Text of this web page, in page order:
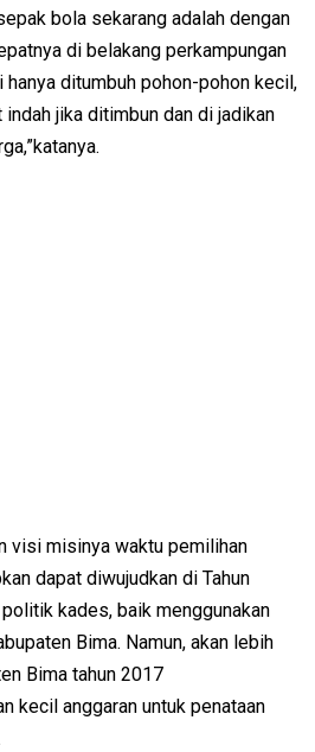
bola sekarang adalah dengan
di belakang perkampungan
hanya ditumbuh pohon-pohon kecil,
jika ditimbun dan di jadikan
visi misinya waktu pemilihan
dapat diwujudkan di Tahun
kades, baik menggunakan
Bima. Namun, akan lebih
Bima tahun 2017
kecil anggaran untuk penataan